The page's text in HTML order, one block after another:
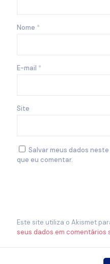
Nome *
E-mail *
Site
Salvar meus dados
que eu comentar.
Este site utiliza o Akismet
seus dados em comentários